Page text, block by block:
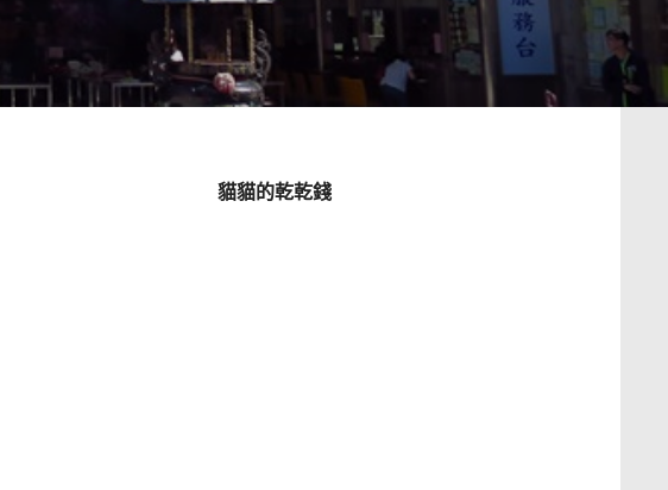
貓貓的乾乾錢